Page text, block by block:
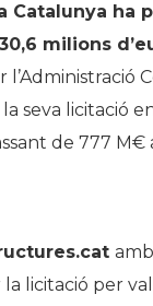
Catalunya ha
milions
seva licitació
de 777 M€
licitació per